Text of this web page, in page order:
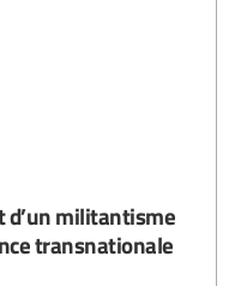
d’un militantisme
transnationale